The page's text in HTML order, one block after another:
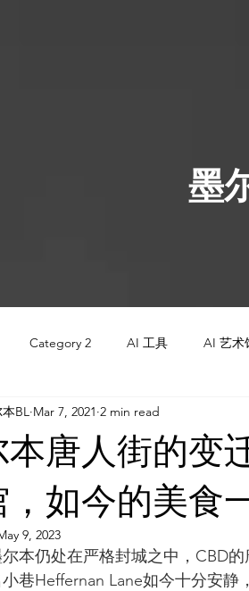
墨
Category 2 AI 工具 AI 艺术
AI Tool AI 工具
AI 工具 AI 艺术馆 教程
本唐人街的变
，如今的美食
BL Mar 7, 2021 2 min read
9, 2023
本仍处在严格封城之中，CBD
巷Heffernan Lane如今十分安